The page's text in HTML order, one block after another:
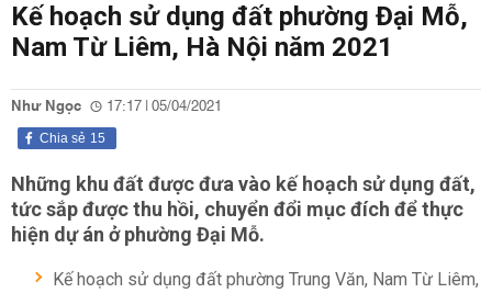
Kế hoạch sử dụng đất phường Đại Mỗ,
Nam Từ Liêm, Hà Nội năm 2021
Như Ngọc 17:17 | 05/04/2021
15
Chia sẻ
Những khu đất được đưa vào kế hoạch sử dụng đất,
tức sắp được thu hồi, chuyển đổi mục đích để thực
hiện dự án ở phường Đại Mỗ.
Kế hoạch sử dụng đất phường Trung Văn, Nam Từ Liêm,